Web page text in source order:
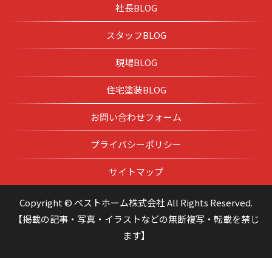
社長BLOG
スタッフBLOG
現場BLOG
住宅塗装BLOG
お問い合わせフォーム
プライバシーポリシー
サイトマップ
Copyright © ベストホーム株式会社 All Rights Reserved.
【掲載の記事・写真・イラストなどの無断複写・転載を禁じ
ます】